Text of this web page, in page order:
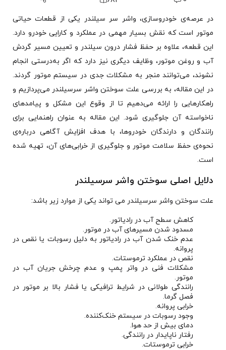
در عرصه‌ی خودروسازی، واشر سر سیلندر یکی از قطعات حیاتی
موتور است که نقش بسیار مهمی در عملکرد و کارایی خودرو دارد.
این قطعه، علاوه بر حفظ فشار درون سیلندر و تعیین مسیر گردش
آب و روغن موتور، وظایف دیگری نیز دارد که اگر به‌درستی انجام
نشوند، می‌توانند منجر به مشکلات جدی در سیستم موتور گردند.
در این مقاله، به بررسی علت سوختن واشر سرسیلندر می‌پردازیم و
راهکارهایی را ارائه می‌دهیم تا از وقوع این مشکل و پیامدهای
ناخواسته آن جلوگیری شود. این مقاله به عنوان راهنمایی برای
رانندگان و دارندگان خودروها، با هدف افزایش آگاهی درباره‌ی
نحوه‌ی حفظ سلامت موتور و جلوگیری از خرابی‌های آن، تهیه شده
است.
دلایل اصلی سوختن واشر سرسیلندر
علت سوختن واشر سرسیلندر می تواند یکی از موارد زیر باشد:
کاهش سطح آب در رادیاتور.
مسدود شدن مسیرهای آب در موتور.
عدم خنک شدن آب در رادیاتور به دلیل رسوبات یا نقص در
پروانه.
نقص در عملکرد ترموستات.
مشکلات فنی در واتر پمپ و عدم چرخش جریان آب در
موتور.
رانندگی طولانی در شرایط ترافیکی یا فشار بالا بر موتور در
فصل گرما.
خرابی پروانه.
وجود رسوبات در سیستم خنک‌کننده.
دمای بیش از حد هوا.
رفتار ناپایدار در رانندگی.
خرابی ترموستات.